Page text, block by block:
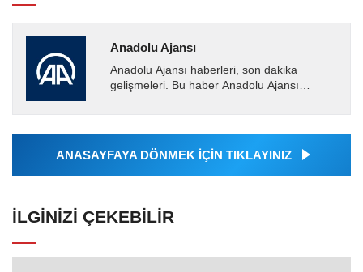
Anadolu Ajansı
Anadolu Ajansı haberleri, son dakika
gelişmeleri. Bu haber Anadolu Ajansı
tarafından geçilen tüm...
ANASAYFAYA DÖNMEK İÇİN TIKLAYINIZ
İLGINIZI ÇEKEBILIR